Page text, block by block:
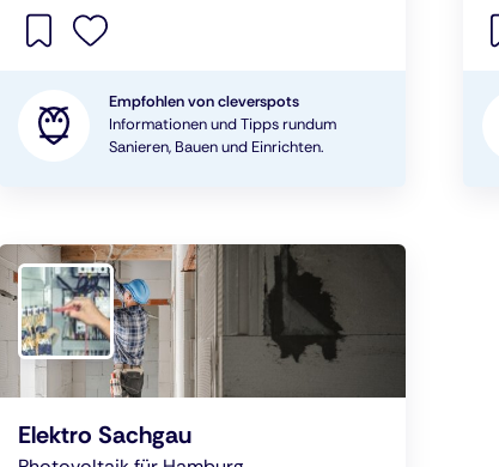
Empfohlen von cleverspots
Informationen und Tipps rundum
Sanieren, Bauen und Einrichten.
Elektro Sachgau